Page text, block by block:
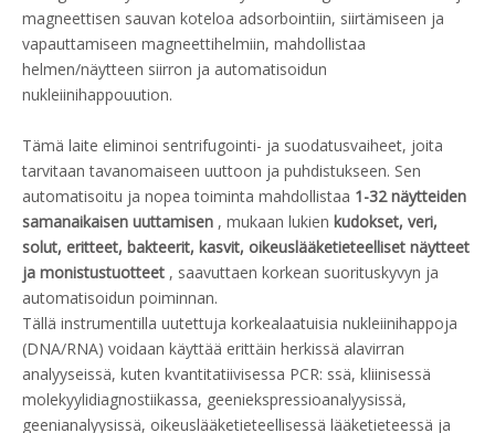
magneettisen sauvan koteloa adsorbointiin, siirtämiseen ja
vapauttamiseen magneettihelmiin, mahdollistaa
helmen/näytteen siirron ja automatisoidun
nukleiinihappouution.
Tämä laite eliminoi sentrifugointi- ja suodatusvaiheet, joita
tarvitaan tavanomaiseen uuttoon ja puhdistukseen. Sen
automatisoitu ja nopea toiminta mahdollistaa 1-32 näytteiden
samanaikaisen uuttamisen , mukaan lukien kudokset, veri,
solut, eritteet, bakteerit, kasvit, oikeuslääketieteelliset näytteet
ja monistustuotteet , saavuttaen korkean suorituskyvyn ja
automatisoidun poiminnan.
Tällä instrumentilla uutettuja korkealaatuisia nukleiinihappoja
(DNA/RNA) voidaan käyttää erittäin herkissä alavirran
analyyseissä, kuten kvantitatiivisessa PCR: ssä, kliinisessä
molekyylidiagnostiikassa, geeniekspressioanalyysissä,
geenianalyysissä, oikeuslääketieteellisessä lääketieteessä ja